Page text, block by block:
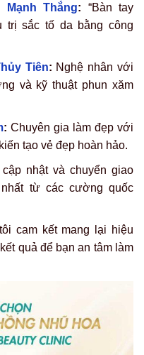
Mạnh Thắng: “Bàn tay
trị sắc tố da bằng công
Tiên: Nghệ nhân với
và kỹ thuật phun xăm
: Chuyên gia làm đẹp với
tạo vẻ đẹp hoàn hảo.
cập nhật và chuyển giao
từ các cường quốc
cam kết mang lại hiệu
quả để bạn an tâm làm